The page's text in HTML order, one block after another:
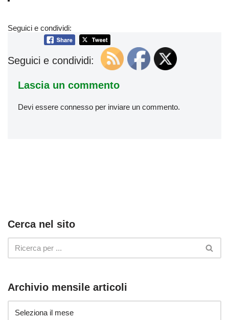
Seguici e condividi:
Seguici e condividi:
Lascia un commento
Devi essere connesso per inviare un commento.
Cerca nel sito
Archivio mensile articoli